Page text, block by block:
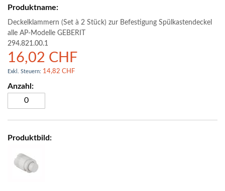
Deckelklammern (Set à 2 Stück) zur Befestigung Spülkastendeckel
alle AP-Modelle GEBERIT
294.821.00.1
16,02 CHF
14,82 CHF